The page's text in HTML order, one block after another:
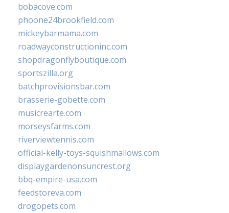
bobacove.com
phoone24brookfield.com
mickeybarmama.com
roadwayconstructioninc.com
shopdragonflyboutique.com
sportszilla.org
batchprovisionsbar.com
brasserie-gobette.com
musicrearte.com
morseysfarms.com
riverviewtennis.com
official-kelly-toys-squishmallows.com
displaygardenonsuncrest.org
bbq-empire-usa.com
feedstoreva.com
drogopets.com